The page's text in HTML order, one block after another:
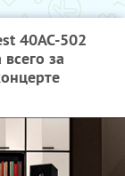
40AC-502
за